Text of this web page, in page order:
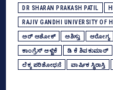
DR SHARAN PRAKASH PATIL
RAJIV GANDHI UNIVERSITY OF
ಅರ್‍‌ ಅಶೋಕ್‌ ಅಶಿಸ್ತು ಆರೋಗ್ಯ
ಕಾಂಗ್ರೆಸ್‌ ಆಳ್ವಿಕೆ ಡಿ ಕೆ ಶಿವಕುಮಾರ್
ಲೆಕ್ಕ ಪರಿಶೋಧನೆ ವಾರ್ಷಿಕ ಸ್ಥಿರಾಸ್ತಿ